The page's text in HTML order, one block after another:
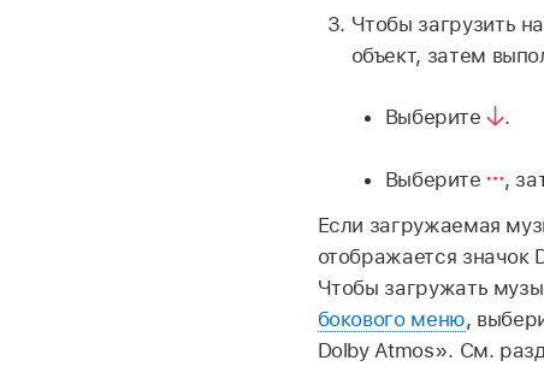
Чтобы загрузить
объект, затем
Выберите .
Выберите ,
Если загружаемая
отображается значок
Чтобы загружать
бокового меню,
Dolby Atmos». См.